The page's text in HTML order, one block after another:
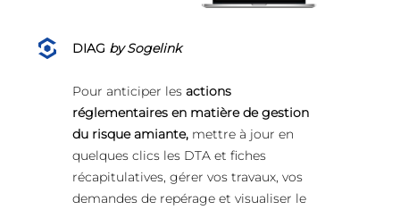
DIAG by Sogelink
Pour anticiper les actions
réglementaires en matière de gestion
du risque amiante, mettre à jour en
quelques clics les DTA et fiches
récapitulatives, gérer vos travaux, vos
demandes de repérage et visualiser le